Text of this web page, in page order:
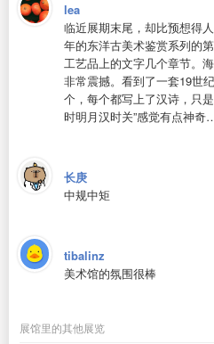
lea
临近展期末尾，却比预想得
年的东洋古美术鉴赏系列的
工艺品上的文字几个章节。
非常震撼。看到了一套19世
个，每个都写上了汉诗，只
时明月汉时关”感觉有点神奇
长庚
中规中矩
tibalinz
美术馆的氛围很棒
展馆里的其他展览